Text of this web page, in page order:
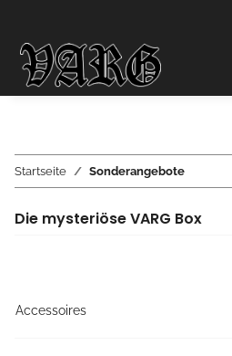
Startseite Sonderangebote
Die mysteriöse VARG Box
Accessoires